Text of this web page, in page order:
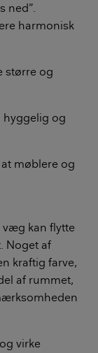
ned”.
harmonisk
større og
hyggelig og
møblere og
væg kan flytte
Noget af
kraftig farve,
af rummet,
virke